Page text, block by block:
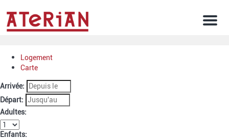
Menu
Logement
Carte
Arrivée:
Départ:
Adultes:
Enfants: